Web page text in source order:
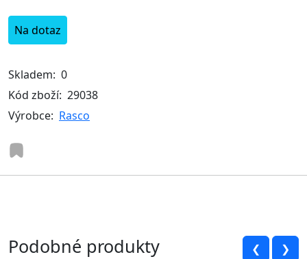
Na dotaz
Skladem: 0
Kód zboží: 29038
Výrobce: Rasco
Podobné produkty ❮ ❯